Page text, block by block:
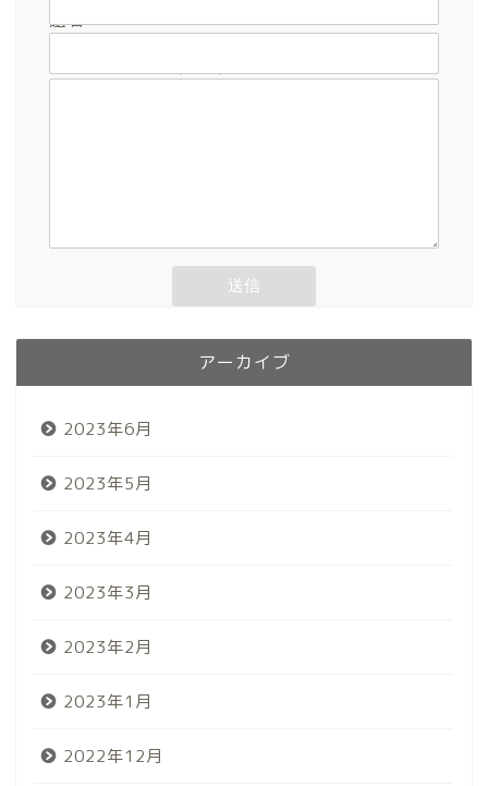
題名
アーカイブ
2023年6月
2023年5月
2023年4月
2023年3月
2023年2月
2023年1月
2022年12月